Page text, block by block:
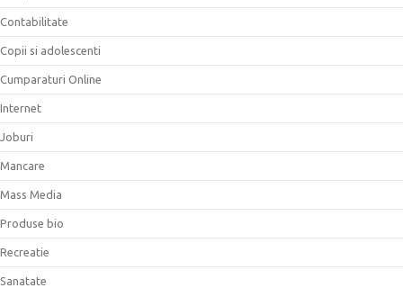
Contabilitate
Copii si adolescenti
Cumparaturi Online
Internet
Joburi
Mancare
Mass Media
Produse bio
Recreatie
Sanatate